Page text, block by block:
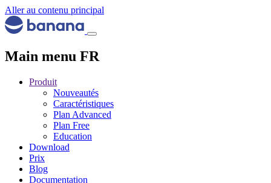
Aller au contenu principal
Main menu FR
Produit
Nouveautés
Caractéristiques
Plan Advanced
Plan Free
Education
Download
Prix
Blog
Documentation